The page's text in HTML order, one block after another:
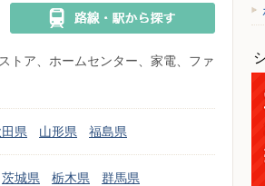
トア、ホームセンター、家電、ファ
県 山形県 福島県
茨城県 栃木県 群馬県